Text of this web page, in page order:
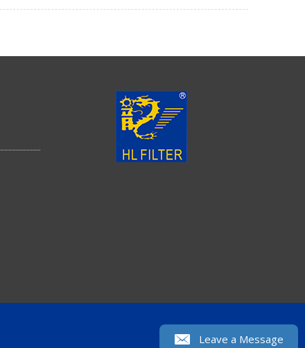
Leave a Message